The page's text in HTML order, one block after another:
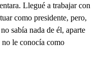
Llegué a trabajar con
como presidente, pero,
sabía nada de él, aparte
le conocía como